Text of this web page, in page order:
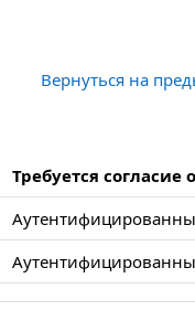
Вернуться на
Требуется согласие